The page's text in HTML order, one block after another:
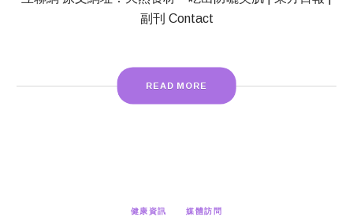
副刊 Contact
READ MORE
健康資訊 媒體訪問